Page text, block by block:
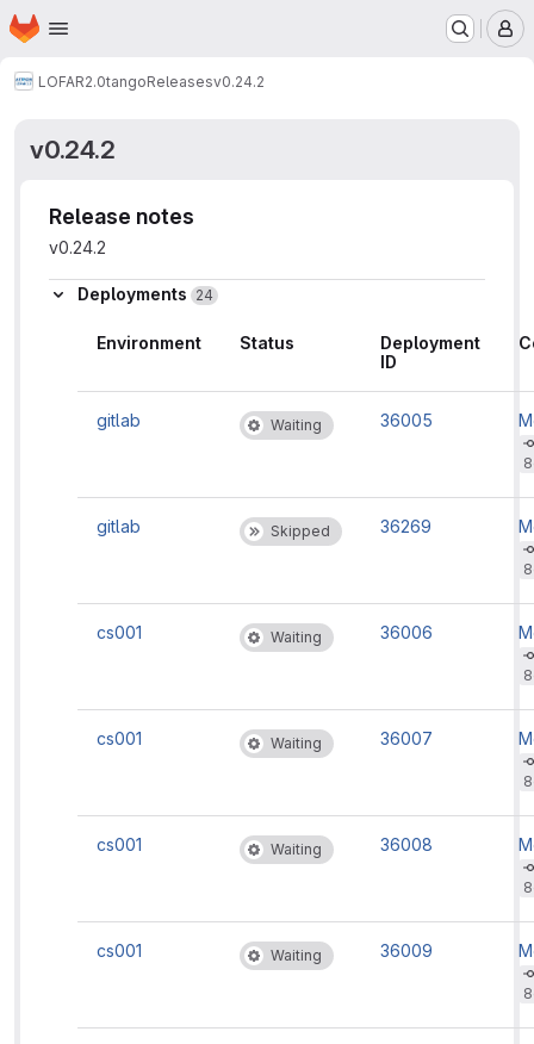
Skip to main content
Homepage
LOFAR2.0tangoReleasesv0.24.2
v0.24.2
Release notes
v0.24.2
Deployments 24
Environment Status
Deployment
ID
gitlab Waiting 36005
gitlab Skipped 36269
cs001 Waiting 36006
cs001 Waiting 36007
cs001 Waiting 36008
cs001 Waiting 36009